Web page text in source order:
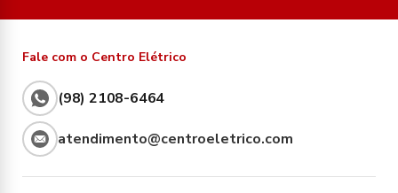
Fale com o Centro Elétrico
(98) 2108-6464
atendimento@centroeletrico.com